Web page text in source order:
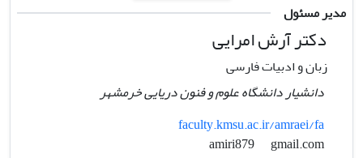
مدیر مسئول
دکتر آرش امرایی
زبان و ادبیات فارسی
دانشیار دانشگاه علوم و فنون دریایی خرمشهر
faculty.kmsu.ac.ir/amraei/fa
gmail.com